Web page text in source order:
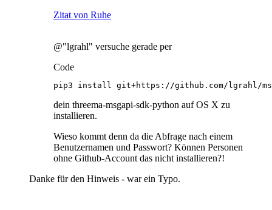
Zitat von Ruhe
@"lgrahl" versuche gerade per
Code
pip3 install git+https://github.com/lgrahl/
dein threema-msgapi-sdk-python auf OS X zu
installieren.
Wieso kommt denn da die Abfrage nach einem
Benutzernamen und Passwort? Können Personen
ohne Github-Account das nicht installieren?!
Danke für den Hinweis - war ein Typo.